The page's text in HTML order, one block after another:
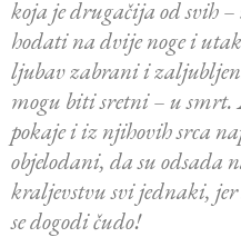
koja je drugačija od svih
hodati na dvije noge i
ljubav zabrani i
mogu biti sretni – u smrt.
pokaje i iz njihovih srca
objelodani, da su odsada
kraljevstvu svi jednaki, jer
se dogodi čudo!